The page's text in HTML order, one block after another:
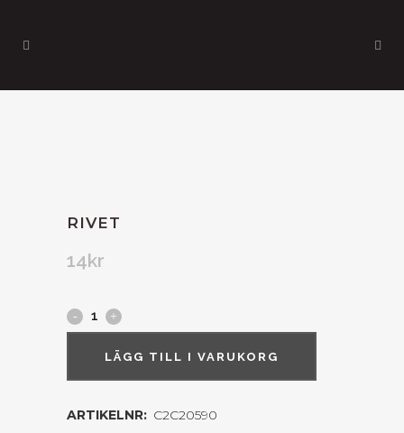
RIVET
14kr
LÄGG TILL I VARUKORG
ARTIKELNR: C2C20590